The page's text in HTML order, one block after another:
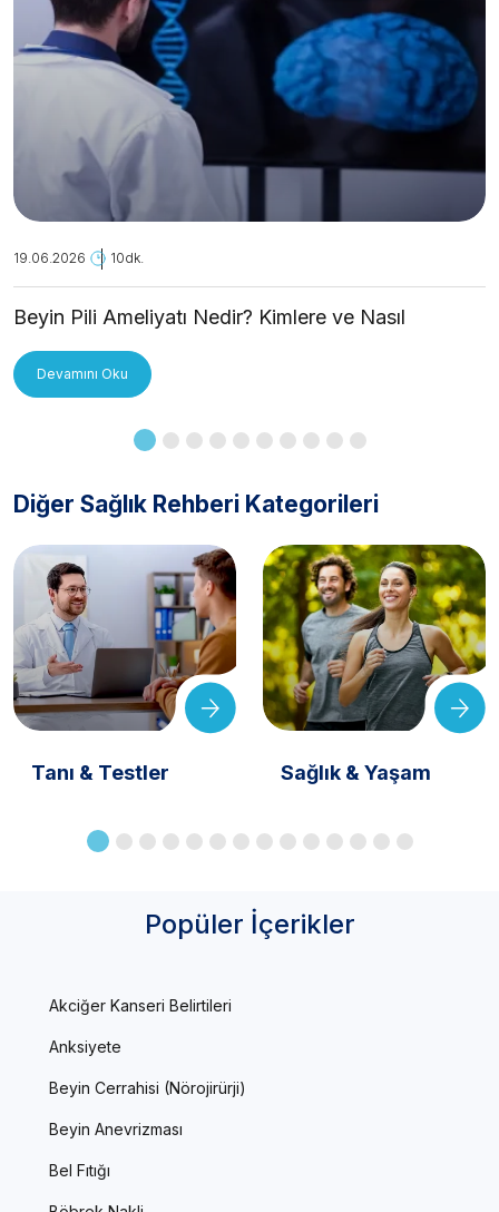
19.06.2026 10dk.
Beyin Pili Ameliyatı Nedir? Kimlere ve Nasıl
Devamını Oku
Diğer Sağlık Rehberi Kategorileri
Tanı & Testler Sağlık & Yaşam
Popüler İçerikler
Akciğer Kanseri Belirtileri
Anksiyete
Beyin Cerrahisi (Nörojirürji)
Beyin Anevrizması
Bel Fıtığı